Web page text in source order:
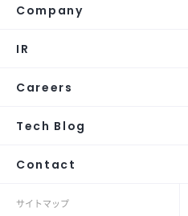
Company
IR
Careers
Tech Blog
Contact
サイトマップ